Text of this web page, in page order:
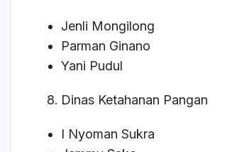
Jenli Mongilong
Parman Ginano
Yani Pudul
Dinas Ketahanan Pangan
I Nyoman Sukra